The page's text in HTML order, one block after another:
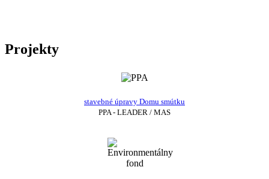
Projekty
stavebné úpravy Domu smútku
PPA - LEADER / MAS